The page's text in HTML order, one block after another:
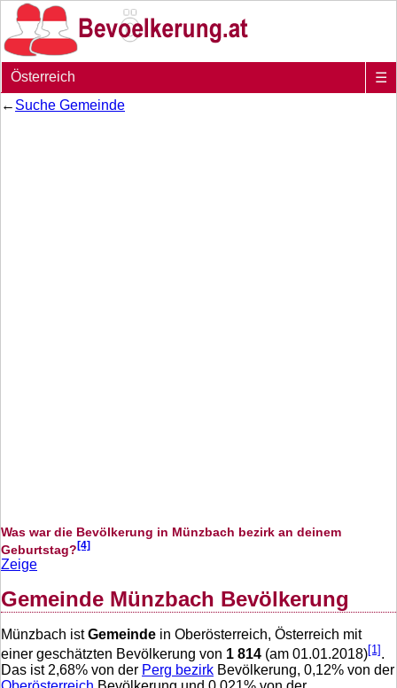
Österreich
☰
← Suche Gemeinde
Was war die Bevölkerung in Münzbach bezirk an deinem
Geburtstag?[4]
Zeige
Gemeinde Münzbach Bevölkerung
Münzbach istGemeinde in Oberösterreich, Österreich mit
einer geschätzten Bevölkerung von 1 814 (am 01.01.2018)[1] .
Das ist 2,68% von der Perg bezirk Bevölkerung, 0,12% von der